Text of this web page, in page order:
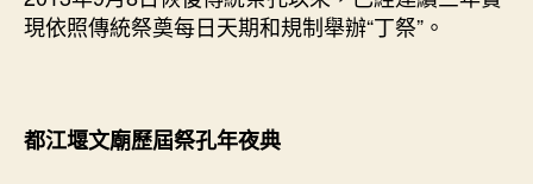
現依照傳統祭奠每日天期和規制舉辦“丁祭”。
都江堰文廟歷屆祭孔年夜典